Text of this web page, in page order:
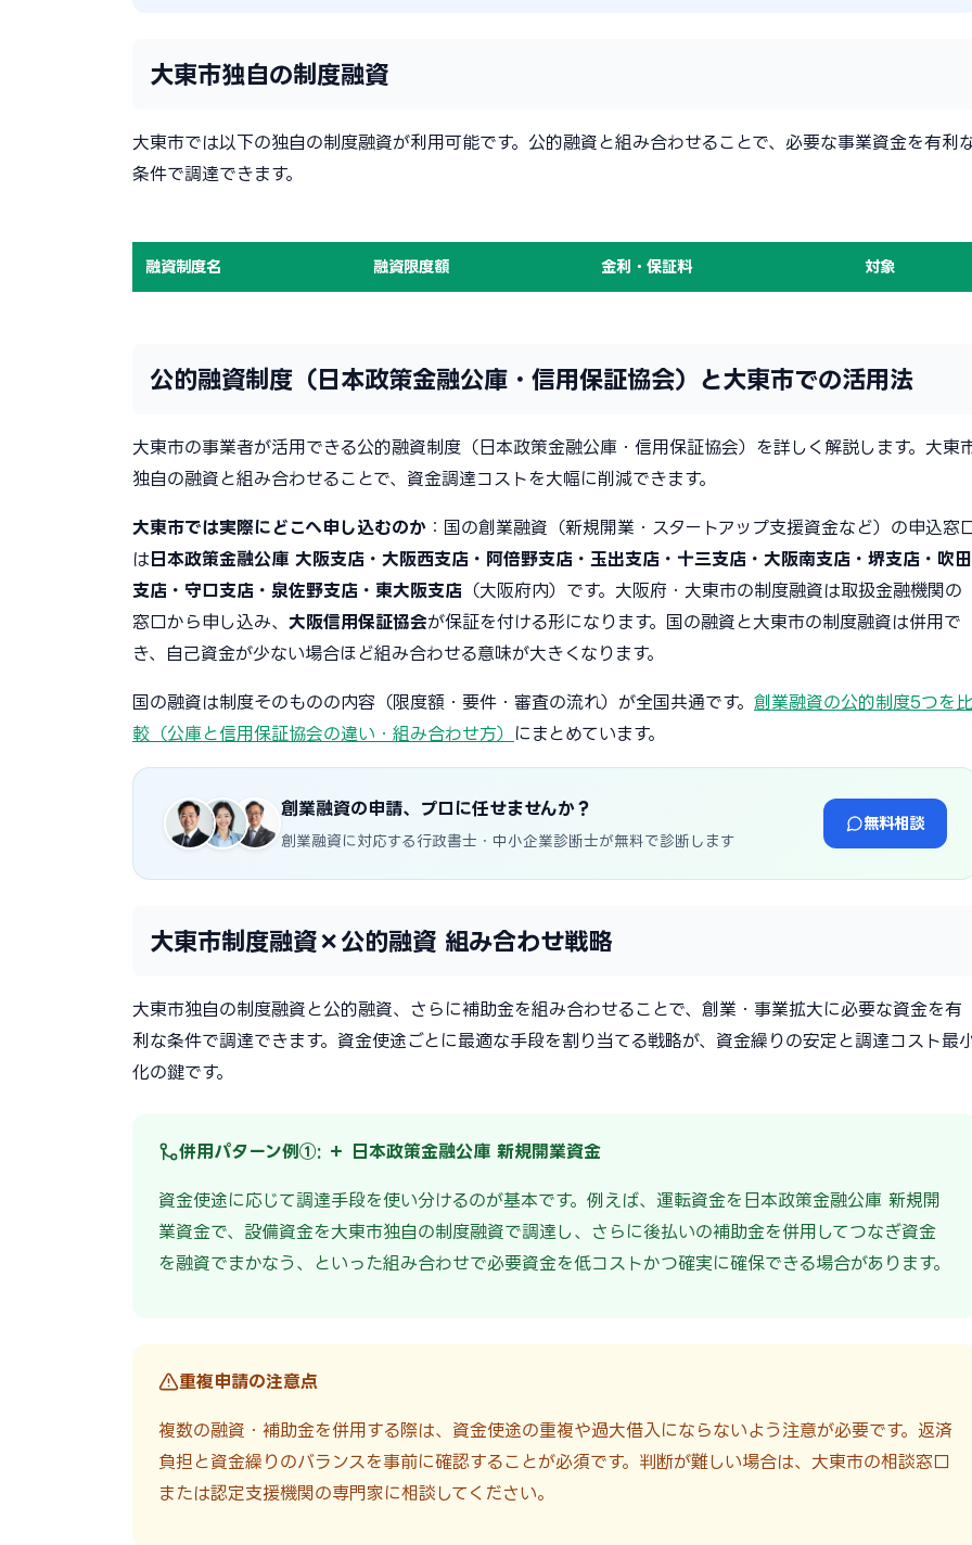
大東市独自の制度融資
大東市では以下の独自の制度融資が利用可能です。公的融資と組み合わせることで、必要な事業資金を有利
条件で調達できます。
融資制度名 融資限度額 金利・保証料 対象
公的融資制度（日本政策金融公庫・信用保証協会）と大東市での活用法
大東市の事業者が活用できる公的融資制度（日本政策金融公庫・信用保証協会）を詳しく解説します。大東
独自の融資と組み合わせることで、資金調達コストを大幅に削減できます。
大東市では実際にどこへ申し込むのか ：国の創業融資（新規開業・スタートアップ支援資金など）の申込窓
は 日本政策金融公庫 大阪支店・大阪西支店・阿倍野支店・玉出支店・十三支店・大阪南支店・堺支店・吹田
支店・守口支店・泉佐野支店・東大阪支店 （大阪府内）です。大阪府・大東市の制度融資は取扱金融機関の
窓口から申し込み、 大阪信用保証協会が保証を付ける形になります。国の融資と大東市の制度融資は併用で
き、自己資金が少ない場合ほど組み合わせる意味が大きくなります。
国の融資は制度そのものの内容（限度額・要件・審査の流れ）が全国共通です。 創業融資の公的制度5つを比
較（公庫と信用保証協会の違い・組み合わせ方）
にまとめています。
創業融資の申請、プロに任せませんか？
創業融資に対応する行政書士・中小企業診断士が無料で診断します
無料相談
大東市制度融資×公的融資 組み合わせ戦略
大東市独自の制度融資と公的融資、さらに補助金を組み合わせることで、創業・事業拡大に必要な資金を有
利な条件で調達できます。資金使途ごとに最適な手段を割り当てる戦略が、資金繰りの安定と調達コスト最
化の鍵です。
併用パターン例①: ＋ 日本政策金融公庫 新規開業資金
資金使途に応じて調達手段を使い分けるのが基本です。例えば、運転資金を日本政策金融公庫 新規開
業資金で、設備資金を大東市独自の制度融資で調達し、さらに後払いの補助金を併用してつなぎ資金
を融資でまかなう、といった組み合わせで必要資金を低コストかつ確実に確保できる場合があります。
重複申請の注意点
複数の融資・補助金を併用する際は、資金使途の重複や過大借入にならないよう注意が必要です。返済
負担と資金繰りのバランスを事前に確認することが必須です。判断が難しい場合は、大東市の相談窓口
または認定支援機関の専門家に相談してください。